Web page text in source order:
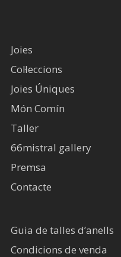
Joies
Col·leccions
Joies Úniques
Món Comín
Taller
66mistral gallery
Premsa
Contacte
Guia de talles d’anells
Condicions de venda